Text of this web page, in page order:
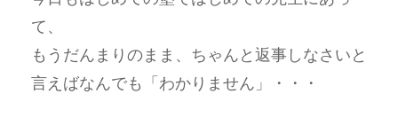
て、
もうだんまりのまま、ちゃんと返事しなさいと
言えばなんでも「わかりません」・・・